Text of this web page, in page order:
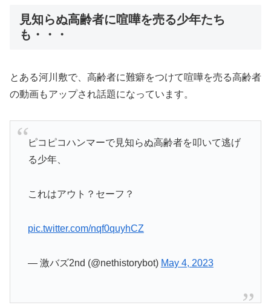
見知らぬ高齢者に喧嘩を売る少年たち
も・・・
とある河川敷で、高齢者に難癖をつけて喧嘩を売る高齢者
の動画もアップされ話題になっています。
ピコピコハンマーで見知らぬ高齢者を叩いて逃げ
る少年、
これはアウト？セーフ？
pic.twitter.com/nqf0quyhCZ
— 激バズ2nd (@nethistorybot) May 4, 2023